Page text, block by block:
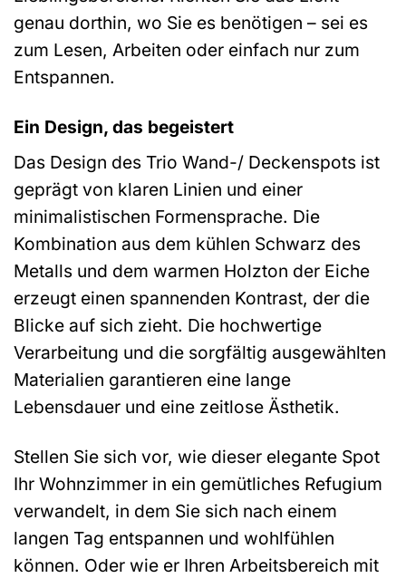
genau dorthin, wo Sie es benötigen – sei es
zum Lesen, Arbeiten oder einfach nur zum
Entspannen.
Ein Design, das begeistert
Das Design des Trio Wand-/ Deckenspots ist
geprägt von klaren Linien und einer
minimalistischen Formensprache. Die
Kombination aus dem kühlen Schwarz des
Metalls und dem warmen Holzton der Eiche
erzeugt einen spannenden Kontrast, der die
Blicke auf sich zieht. Die hochwertige
Verarbeitung und die sorgfältig ausgewählten
Materialien garantieren eine lange
Lebensdauer und eine zeitlose Ästhetik.
Stellen Sie sich vor, wie dieser elegante Spot
Ihr Wohnzimmer in ein gemütliches Refugium
verwandelt, in dem Sie sich nach einem
langen Tag entspannen und wohlfühlen
können. Oder wie er Ihren Arbeitsbereich mit